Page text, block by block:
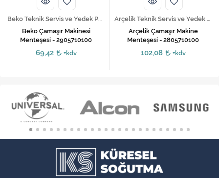
Beko Teknik Servis ve Yedek Parça Hizmetleri
Beko Çamaşır Makinesi
Menteşesi - 2905710100
69,42 +kdv
Arçelik Teknik Servis ve Yedek Parça Hizmetleri
Arçelik Çamaşır Makine
Menteşesi - 2805710100
102,08 +kdv